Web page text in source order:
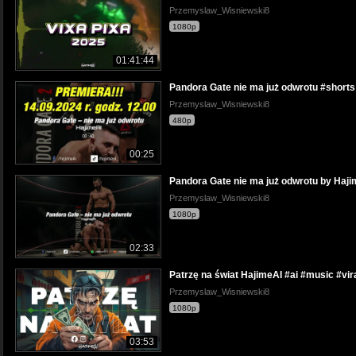
01:41:44
Przemyslaw_Wisniewski8
1080p
00:25
Pandora Gate nie ma już odwrotu #shorts
Przemyslaw_Wisniewski8
480p
02:33
Pandora Gate nie ma już odwrotu by
Przemyslaw_Wisniewski8
1080p
03:53
Patrzę na świat HajimeAI #ai #music
Przemyslaw_Wisniewski8
1080p